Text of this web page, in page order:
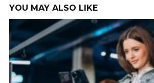
YOU MAY ALSO LIKE